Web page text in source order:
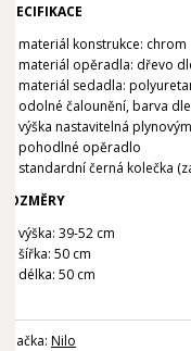
SPECIFIKACE
materiál konstrukce: chrom
materiál opěradla: dřevo
materiál sedadla:
odolné čalounění, barva
výška nastavitelná
pohodlné opěradlo
standardní černá kolečka
ROZMĚRY
výška: 39-52 cm
šířka: 50 cm
délka: 50 cm
Značka: Nilo